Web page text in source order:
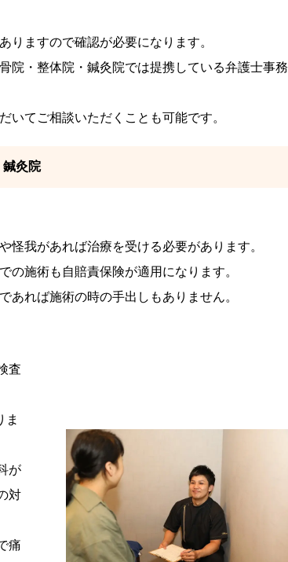
りますので確認が必要になります。
院・整体院・鍼灸院では提携している弁護士事務
いてご相談いただくことも可能です。
鍼灸院
怪我があれば治療を受ける必要があります。
の施術も自賠責保険が適用になります。
あれば施術の時の手出しもありません。
査
ま
が
対
痛